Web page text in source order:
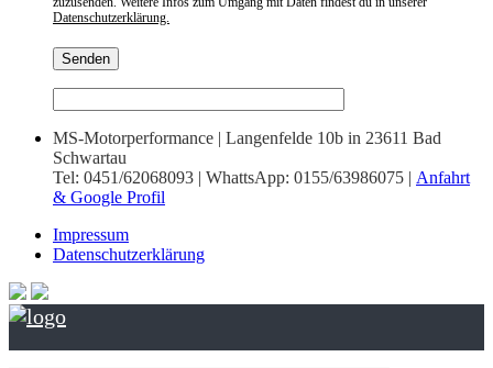
Datenschutzerklärung.
MS-Motorperformance | Langenfelde 10b in 23611 Bad
Schwartau
Tel: 0451/62068093 | WhattsApp: 0155/63986075 | Anfahrt
& Google Profil
Impressum
Datenschutzerklärung